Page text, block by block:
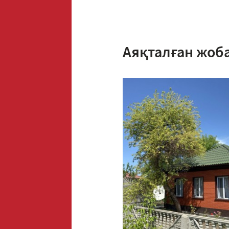
Аяқталған